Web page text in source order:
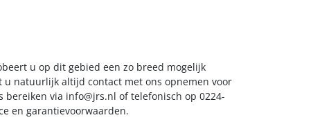
u op dit gebied een zo breed mogelijk
natuurlijk altijd contact met ons opnemen voor
bereiken via info@jrs.nl of telefonisch op 0224-
en garantievoorwaarden.